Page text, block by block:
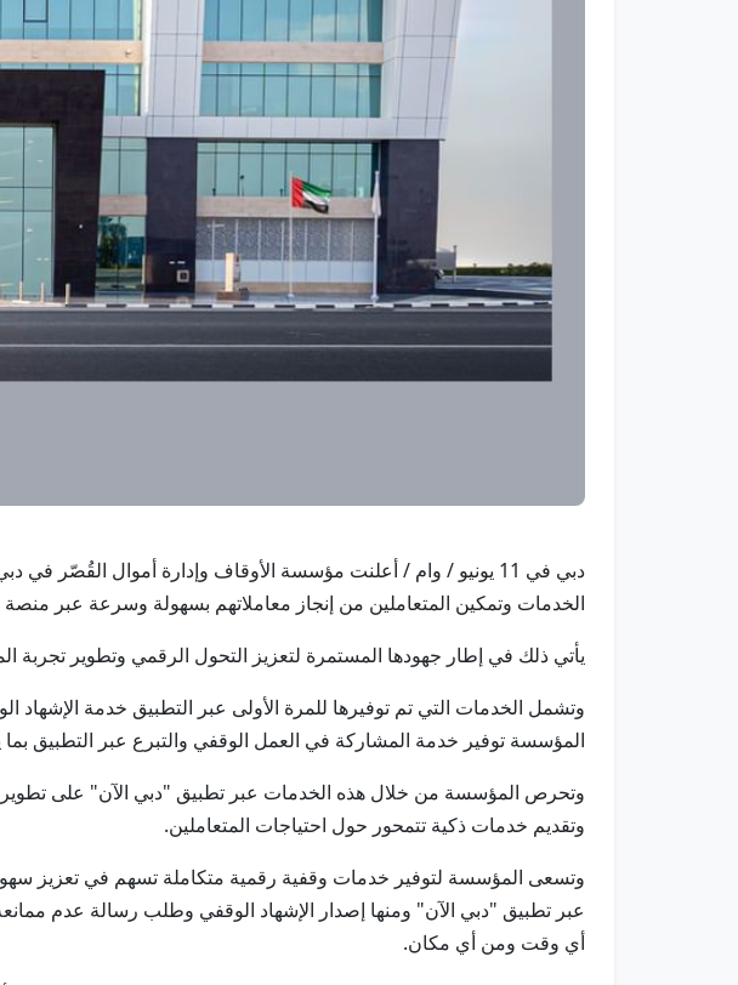
دبي في 11 يونيو / وام / أعلنت مؤسسة الأوقاف وإدارة أموال
الخدمات وتمكين المتعاملين من إنجاز معاملاتهم بسهولة وسرعة عبر
يأتي ذلك في إطار جهودها المستمرة لتعزيز التحول الرقمي وتطوير تجربة
وتشمل الخدمات التي تم توفيرها للمرة الأولى عبر التطبيق خدمة
المؤسسة توفير خدمة المشاركة في العمل الوقفي والتبرع عبر التطبيق
وتحرص المؤسسة من خلال هذه الخدمات عبر تطبيق "دبي الآن" على تطوير
وتقديم خدمات ذكية تتمحور حول احتياجات المتعاملين.
وتسعى المؤسسة لتوفير خدمات وقفية رقمية متكاملة تسهم في تعزيز
عبر تطبيق "دبي الآن" ومنها إصدار الإشهاد الوقفي وطلب رسالة عدم
أي وقت ومن أي مكان.